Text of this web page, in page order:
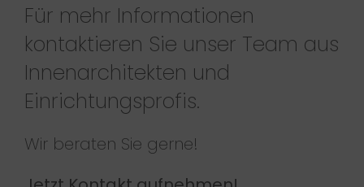
Für mehr Informationen
kontaktieren Sie unser Team aus
Innenarchitekten und
Einrichtungsprofis.
Wir beraten Sie gerne!